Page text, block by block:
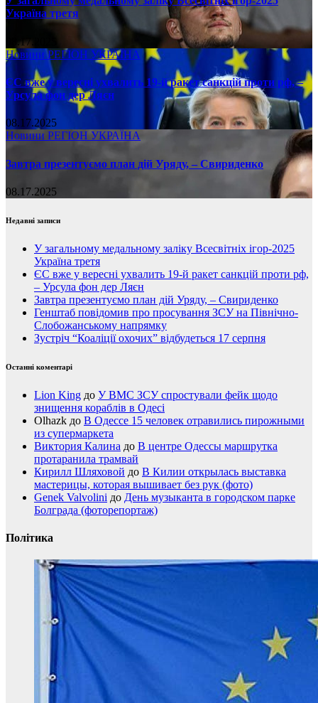
Україна третя
08.17.2025
НовиниРЕГІОН УКРАЇНА
ЄС вже у вересні ухвалить 19-й ракет санкцій проти рф, –
Урсула фон дер Ляєн
08.17.2025
Новини РЕГІОН УКРАЇНА
Завтра презентуємо план дій Уряду, – Свириденко
08.17.2025
Недавні записи
У загальному медальному заліку Всесвітніх ігор-2025
Україна третя
ЄС вже у вересні ухвалить 19-й ракет санкцій проти рф,
– Урсула фон дер Ляєн
Завтра презентуємо план дій Уряду, – Свириденко
Генштаб повідомив про просування ЗСУ на Північно-
Слобожанському напрямку
Зустріч “Коаліції охочих” відбудеться 17 серпня
Останні коментарі
Lion King до У ВМС ЗСУ спростували фейк щодо
знищення кораблів в Одесі
Olhazk до В Одессе 15 человек отравились пирожными
из супермаркета
Виктория Калина до В центре Одессы маршрутка
протаранила трамвай
Кирилл Шляховой до В Килии открылась выставка
мастерицы, которая вышивает без рук (фото)
Genek Valvolini до День музыканта в городском парке
Болграда (фоторепортаж)
Політика